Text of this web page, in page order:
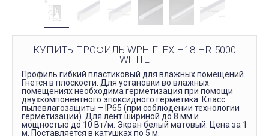
КУПИТЬ ПРОФИЛЬ WPH-FLEX-H18-HR-5000
WHITE
Профиль гибкий пластиковый для влажных помещений.
Гнется в плоскости. Для установки во влажных
помещениях необходима герметизация при помощи
двухкомпонентного эпоксидного герметика. Класс
пылевлагозащиты – IP65 (при соблюдении технологии
герметизации). Для лент шириной до 8 мм и
мощностью до 10 Вт/м. Экран белый матовый. Цена за 1
м. Поставляется в катушках по 5 м.